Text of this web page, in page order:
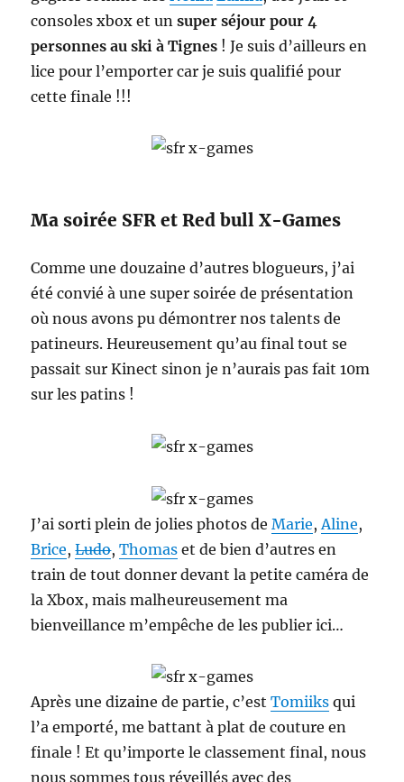
consoles xbox et unsuper séjour pour 4
personnes au ski à Tignes ! Je suis d’ailleurs en
lice pour l’emporter car je suis qualifié pour
cette finale !!!
Ma soirée SFR et Red bull X-Games
Comme une douzaine d’autres blogueurs, j’ai
été convié à une super soirée de présentation
où nous avons pu démontrer nos talents de
patineurs. Heureusement qu’au final tout se
passait sur Kinect sinon je n’aurais pas fait 10m
sur les patins !
J’ai sorti plein de jolies photos deMarie, Aline,
Brice,Ludo,Thomas et de bien d’autres en
train de tout donner devant la petite caméra de
la Xbox, mais malheureusement ma
bienveillance m’empêche de les publier ici…
Après une dizaine de partie, c’estTomiiks qui
l’a emporté, me battant à plat de couture en
finale ! Et qu’importe le classement final, nous
nous sommes tous réveillés avec des